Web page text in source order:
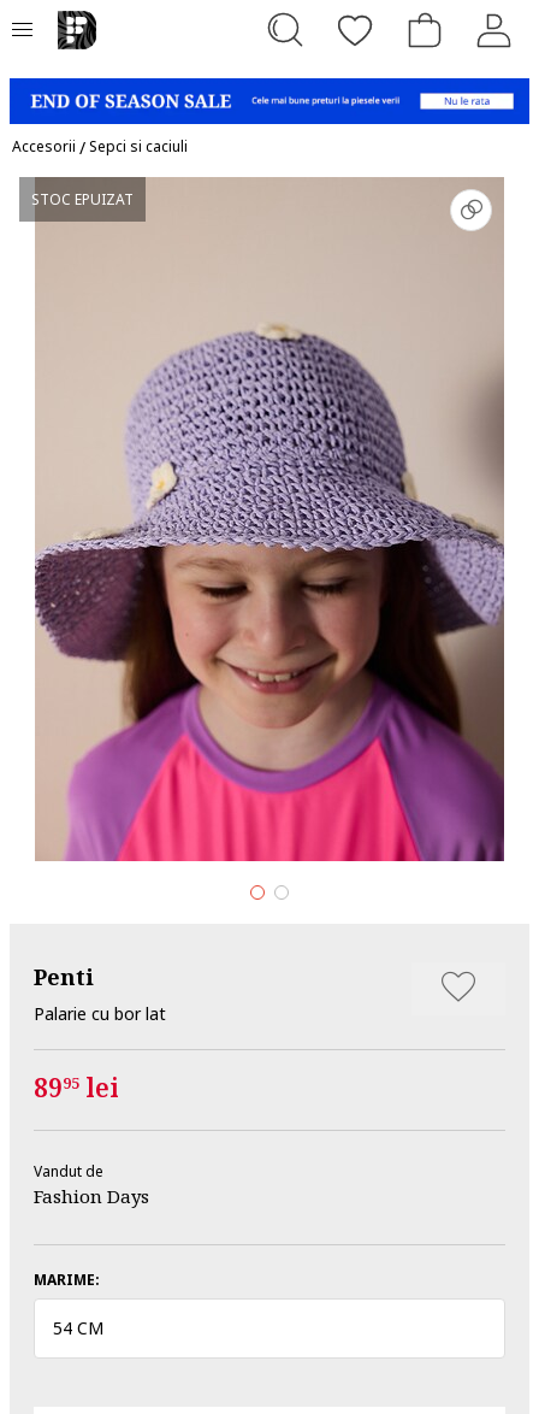
Accesorii /Sepci si caciuli
STOC EPUIZAT
Penti
Palarie cu bor lat
8995 lei
Vandut de
Fashion Days
MARIME:
54 CM